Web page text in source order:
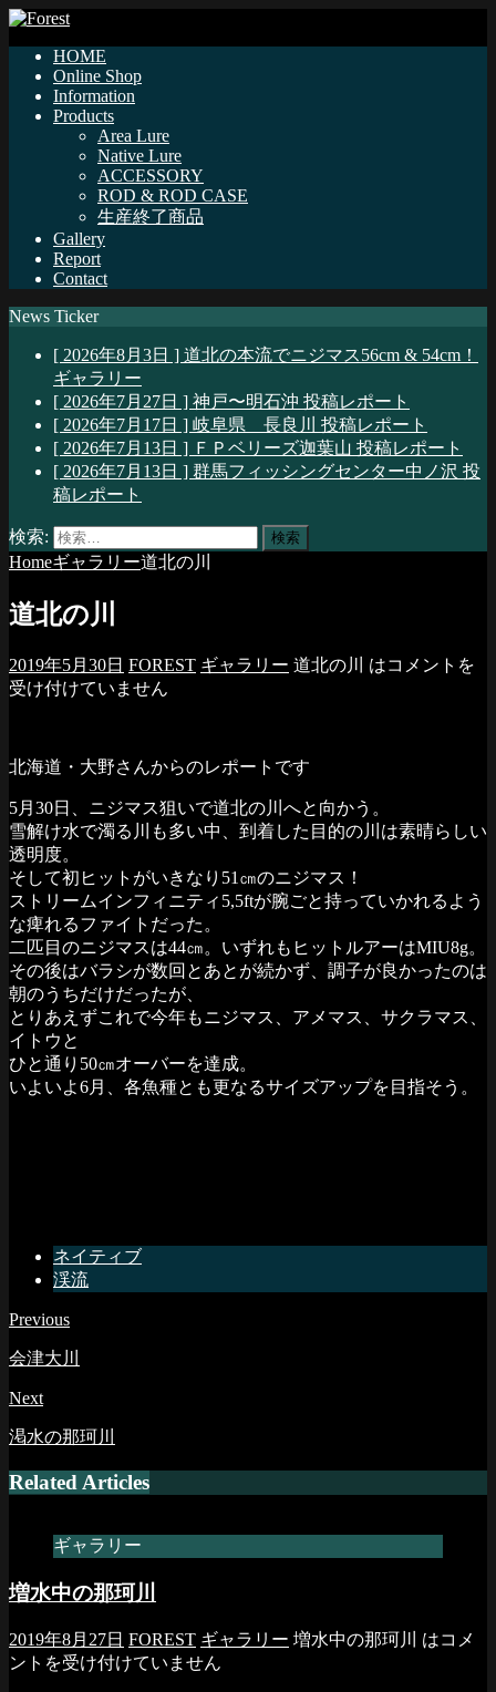
HOME
Online Shop
Information
Products
Area Lure
Native Lure
ACCESSORY
ROD & ROD CASE
生産終了商品
Gallery
Report
Contact
News Ticker
[ 2026年8月3日 ] 道北の本流でニジマス56cm & 54cm！
ギャラリー
[ 2026年7月27日 ] 神戸〜明石沖 投稿レポート
[ 2026年7月17日 ] 岐阜県 長良川 投稿レポート
[ 2026年7月13日 ] ＦＰベリーズ迦葉山 投稿レポート
[ 2026年7月13日 ] 群馬フィッシングセンター中ノ沢 投
稿レポート
検索:
Homeギャラリー道北の川
道北の川
2019年5月30日 FOREST ギャラリー 道北の川 はコメントを
受け付けていません
北海道・大野さんからのレポートです
5月30日、ニジマス狙いで道北の川へと向かう。
雪解け水で濁る川も多い中、到着した目的の川は素晴らしい
透明度。
そして初ヒットがいきなり51㎝のニジマス！
ストリームインフィニティ5,5ftが腕ごと持っていかれるよう
な痺れるファイトだった。
二匹目のニジマスは44㎝。いずれもヒットルアーはMIU8g。
その後はバラシが数回とあとが続かず、調子が良かったのは
朝のうちだけだったが、
とりあえずこれで今年もニジマス、アメマス、サクラマス、
イトウと
ひと通り50㎝オーバーを達成。
いよいよ6月、各魚種とも更なるサイズアップを目指そう。
ネイティブ
渓流
Previous
会津大川
Next
渇水の那珂川
Related Articles
ギャラリー
増水中の那珂川
2019年8月27日 FOREST ギャラリー 増水中の那珂川 はコメ
ントを受け付けていません